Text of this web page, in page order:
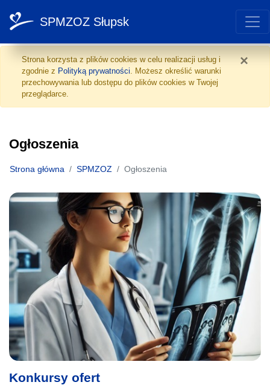
Ogłoszenia ×
Strona korzysta z plików cookies w celu realizacji usług i
zgodnie z Polityką prywatności. Możesz określić warunki
przechowywania lub dostępu do plików cookies w Twojej
przeglądarce.
SPMZOZ Słupsk
Ogłoszenia
Strona główna SPMZOZ Ogłoszenia
Konkursy ofert